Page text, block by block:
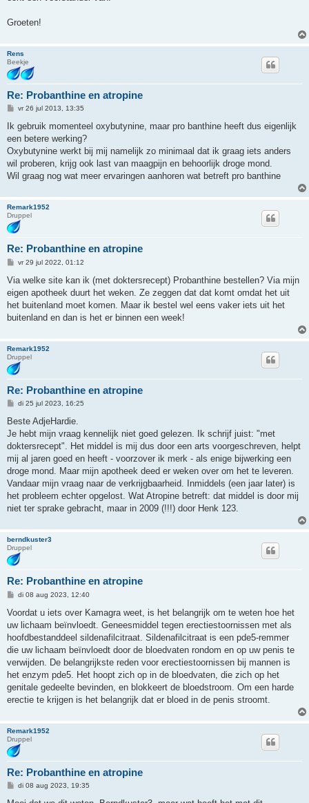
Groeten!
Rens
Beekje
Re: Probanthine en atropine
B
c
h
vr 26 jul 2013, 13:35
Ik gebruik momenteel oxybutynine, maar pro banthine heeft dus eigenlijk
een betere werking?
Oxybutynine werkt bij mij namelijk zo minimaal dat ik graag iets anders
wil proberen, krijg ook last van maagpijn en behoorlijk droge mond.
Wil graag nog wat meer ervaringen aanhoren wat betreft pro banthine
Remark1952
Druppel
Re: Probanthine en atropine
B
r
c
h
vr 29 jul 2022, 01:12
Via welke site kan ik (met doktersrecept) Probanthine bestellen? Via mijn
eigen apotheek duurt het weken. Ze zeggen dat dat komt omdat het uit
het buitenland moet komen. Maar ik bestel wel eens vaker iets uit het
buitenland en dan is het er binnen een week!
Remark1952
Druppel
Re: Probanthine en atropine
B
r
c
h
di 25 jul 2023, 16:25
Beste AdjeHardie.
Je hebt mijn vraag kennelijk niet goed gelezen. Ik schrijf juist: "met
doktersrecept". Het middel is mij dus door een arts voorgeschreven, helpt
mij al jaren goed en heeft - voorzover ik merk - als enige bijwerking een
droge mond. Maar mijn apotheek deed er weken over om het te leveren.
Vandaar mijn vraag naar de verkrijgbaarheid. Inmiddels (een jaar later) is
het probleem echter opgelost. Wat Atropine betreft: dat middel is door mij
niet ter sprake gebracht, maar in 2009 (!!!) door Henk 123.
berndkuster3
Druppel
Re: Probanthine en atropine
B
r
c
h
di 08 aug 2023, 12:40
Voordat u iets over Kamagra weet, is het belangrijk om te weten hoe het
uw lichaam beïnvloedt. Geneesmiddel tegen erectiestoornissen met als
hoofdbestanddeel sildenafilcitraat. Sildenafilcitraat is een pde5-remmer
die uw lichaam beïnvloedt door de bloedvaten rondom en op uw penis te
verwijden. De belangrijkste reden voor erectiestoornissen bij mannen is
het enzym pde5. Het hoopt zich op in de bloedvaten, die zich op het
genitale gedeelte bevinden, en blokkeert de bloedstroom. Om een harde
erectie te krijgen is het belangrijk dat er bloed in de penis stroomt.
Remark1952
Druppel
Re: Probanthine en atropine
B
r
di 08 aug 2023, 19:35